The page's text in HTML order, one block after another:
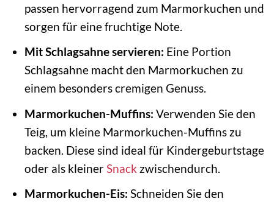
passen hervorragend zum Marmorkuchen und
sorgen für eine fruchtige Note.
Mit Schlagsahne servieren: Eine Portion
Schlagsahne macht den Marmorkuchen zu
einem besonders cremigen Genuss.
Marmorkuchen-Muffins: Verwenden Sie den
Teig, um kleine Marmorkuchen-Muffins zu
backen. Diese sind ideal für Kindergeburtstage
oder als kleiner Snack zwischendurch.
Marmorkuchen-Eis: Schneiden Sie den